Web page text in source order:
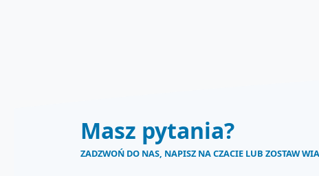
Masz pytania?
ZADZWOŃ DO NAS, NAPISZ NA CZACIE LUB ZOSTAW